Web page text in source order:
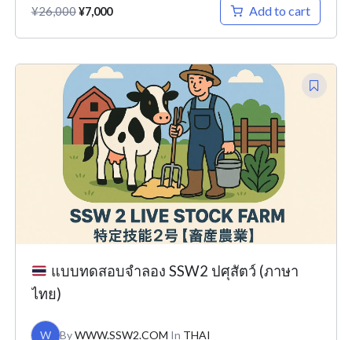
¥26,000¥7,000 Add to cart
แบบทดสอบจำลอง SSW2 ปศุสัตว์ (ภาษา
ไทย)
W ByWWW.SSW2.COM In THAI
Original
price
was:
¥15,000.
Current
price
is:
¥7,000.